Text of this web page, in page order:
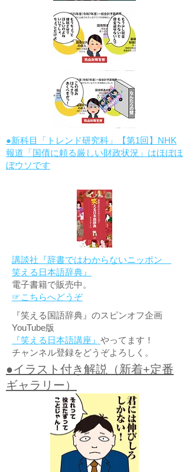
●新科目「トレンド研究科」【第1回】NHK
報道「国債に頼る厳しい財政状況」はほぼほ
ぼウソです
講談社『辞書ではわからないニッポン
笑える日本語辞典』
電子書籍で販売中。
☞こちらへどうぞ
『笑える国語辞典』のスピンオフ企画
YouTube版
『笑える日本語講座』 やってます！
チャンネル登録をどうぞよろしく。
●イラスト付き解説（新着+定番
ギャラリー）